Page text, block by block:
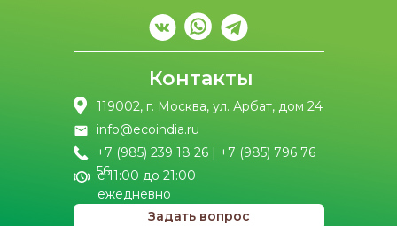
Контакты
119002, г. Москва, ул. Арбат, дом 24
info@ecoindia.ru
Задать вопрос
с 11:00 до 21:00
ежедневно
+7 (985) 239 18 26 | +7 (985) 796 76
56